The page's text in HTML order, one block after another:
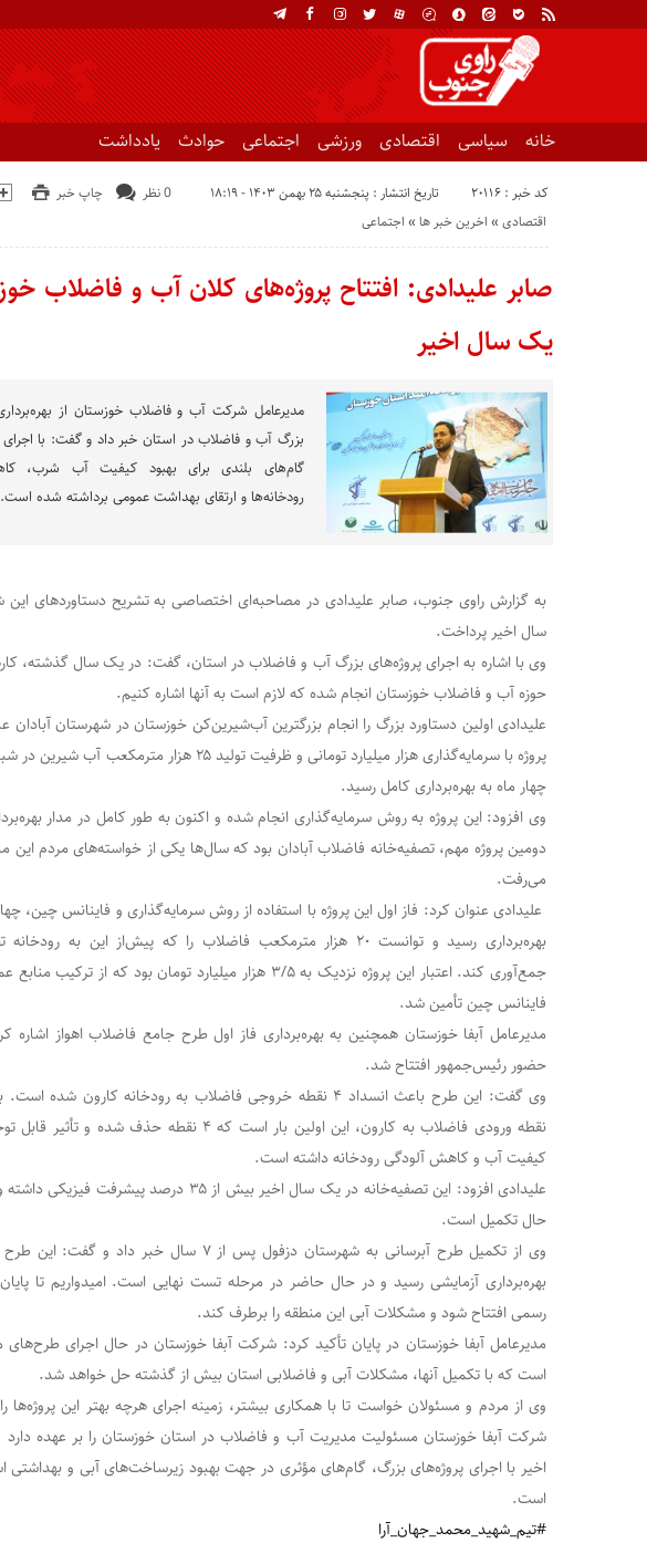
خانه سیاسی اقتصادی ورزشی اجتماعی حوادث یادداشت
کد خبر : 20116 تاریخ انتشار : پنجشنبه ۲۵ بهمن ۱۴۰۳ - ۱۸:۱۹ چاپ خبر
0 نظر
اجتماعی « اخرین خبر ها « اقتصادی
صابر علیدادی: افتتاح پروژه‌های کلان آب و فاضلاب
یک سال اخیر
مدیرعامل شرکت آب و فاضلاب خوزستان از
بزرگ آب و فاضلاب در استان خبر داد و گفت: با اجرای
گام‌های بلندی برای بهبود کیفیت آب شرب،
رودخانه‌ها و ارتقای بهداشت عمومی برداشته شده است.
به گزارش راوی جنوب، صابر علیدادی در مصاحبه‌ای اختصاصی به تشریح دستاوردهای
سال اخیر پرداخت.
وی با اشاره به اجرای پروژه‌های بزرگ آب و فاضلاب در استان، گفت: در یک سال گذشته،
حوزه آب و فاضلاب خوزستان انجام شده که لازم است به آنها اشاره کنیم.
علیدادی اولین دستاورد بزرگ را انجام بزرگترین آب‌شیرین‌کن خوزستان در شهرستان آبادان
پروژه با سرمایه‌گذاری هزار میلیارد تومانی و ظرفیت تولید ۲۵ هزار
چهار ماه به بهره‌برداری کامل رسید.
وی افزود: این پروژه به روش سرمایه‌گذاری انجام شده و اکنون به طور کامل در مدار
دومین پروژه مهم، تصفیه‌خانه فاضلاب آبادان بود که سال‌ها یکی از خواسته‌های مردم این
می‌رفت.
علیدادی عنوان کرد: فاز اول این پروژه با استفاده از روش سرمایه‌گذاری و فاینانس چین،
بهره‌برداری رسید و توانست ۲۰ هزار مترمکعب فاضلاب را که پیش‌از این به
جمع‌آوری کند. اعتبار این پروژه نزدیک به ۳/۵ هزار میلیارد تومان بود که از
فاینانس چین تأمین شد.
مدیرعامل آبفا خوزستان همچنین به بهره‌برداری فاز اول طرح جامع فاضلاب اهواز اشاره
حضور رئیس‌جمهور افتتاح شد.
نقطه ورودی فاضلاب به کارون، این اولین بار است که ۴ نقطه حذف
کیفیت آب و کاهش آلودگی رودخانه داشته است.
علیدادی افزود: این تصفیه‌خانه در یک سال اخیر بیش از ۳۵ درصد
حال تکمیل است.
وی از تکمیل طرح آبرسانی به شهرستان دزفول پس از ۷ سال خبر
بهره‌برداری آزمایشی رسید و در حال حاضر در مرحله تست نهایی است. امیدواریم تا
رسمی افتتاح شود و مشکلات آبی این منطقه را برطرف کند.
مدیرعامل آبفا خوزستان در پایان تأکید کرد: شرکت آبفا خوزستان در حال اجرای
است که با تکمیل آنها، مشکلات آبی و فاضلابی استان بیش از گذشته حل خواهد شد.
وی از مردم و مسئولان خواست تا با همکاری بیشتر، زمینه اجرای هرچه بهتر این پروژه‌ها
شرکت آبفا خوزستان مسئولیت مدیریت آب و فاضلاب در استان خوزستان را بر عهده
اخیر با اجرای پروژه‌های بزرگ، گام‌های مؤثری در جهت بهبود زیرساخت‌های آبی و بهداشتی
است.
#تیم_شهید_محمد_جهان_آرا